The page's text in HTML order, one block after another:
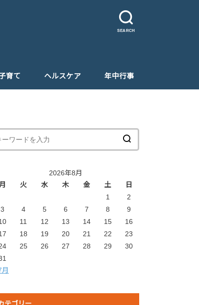
SEARCH
育て ヘルスケア 年中行事
2026年8月
火 水 木 金 土
日
1
2
3
4 5 6 7 8
9
11 12 13 14 15
16
18 19 20 21 22
23
25 26 27 28 29
30
テゴリー